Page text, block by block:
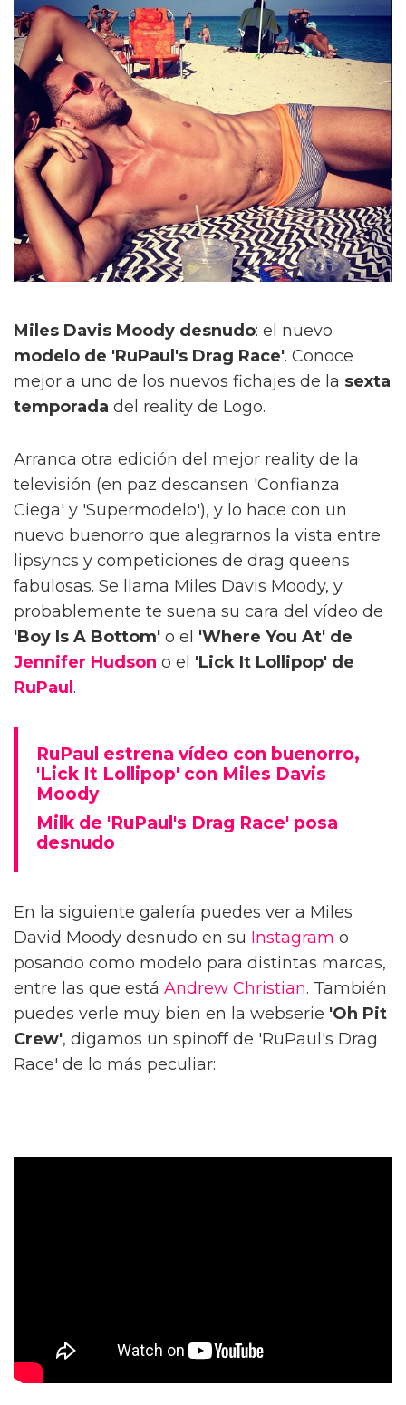
Miles Davis Moody desnudo: el nuevo
modelo de 'RuPaul's Drag Race'. Conoce
mejor a uno de los nuevos fichajes de la sexta
temporada del reality de Logo.
Arranca otra edición del mejor reality de la
televisión (en paz descansen 'Confianza
Ciega' y 'Supermodelo'), y lo hace con un
nuevo buenorro que alegrarnos la vista entre
lipsyncs y competiciones de drag queens
fabulosas. Se llama Miles Davis Moody, y
probablemente te suena su cara del vídeo de
'Boy Is A Bottom' o el 'Where You At' de
Jennifer Hudson o el 'Lick It Lollipop' de
RuPaul .
RuPaul estrena vídeo con buenorro,
'Lick It Lollipop' con Miles Davis
Moody
Milk de 'RuPaul's Drag Race' posa
desnudo
En la siguiente galería puedes ver a Miles
David Moody desnudo en su Instagram o
posando como modelo para distintas marcas,
entre las que está Andrew Christian. También
puedes verle muy bien en la webserie 'Oh Pit
Crew', digamos un spinoff de 'RuPaul's Drag
Race' de lo más peculiar: